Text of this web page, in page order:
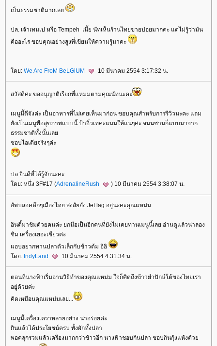
เป็นธรรมชาติมากเล
ปล. เจ้าเทมเป หรือ Tempeh ​ เนี้ย นัทเห็นร้านไทยขายบ่อยมากคะ แต่ไม่รู้ว่ามัน
คืออะไร ขอบคุณอย่างสูงที่เขียนให้ความรู้มาคะ
ดย: We Are FroM BeLGiUM 10 มีนาคม 2554 3:17:32 น.
สวัสดีค่ะ ขออนุญาติเรียกพี่แหม่มตามคุณนัทนะคะ
เมนูนี้ดีจังค่ะ เป็นอาหารที่ไม่เคยเห็นมาก่อน ขอบคุณสำหรับการรีวิวนะคะ แถม
ังเป็นเมนูพื่อสุขภาพแบบนี้ ป้าอิ๋วเทคะแนนให้แน่ๆค่ะ จนนชามก็แบบมาจาก
ธรรมชาติทั้งนั้นเล
ชอบไอเดียจริงๆค่ะ
ปล ยินดีที่ได้รู้จักนะคะ
ดย: หนึ่ง 3F#17 (AdrenalineRush ) 10 มีนาคม 2554 3:38:07 น.
อัพบลอคดึกๆเมืองไทย สงสัยยัง Jet lag อยู่นะคะคุณแหม่ม
อินดี้มาชิมด้วยคนค่ะ ยกมือเป็นอีกคนที่ยังไม่เคยทานเมนูนี้เลย อ่านดูแล้วน่าลอง
ชิม เครื่องเยอะเชียวค่ะ
อบอยากทานปลาตัวเล็กกับข้าวต้ม อิอิ
ดย: IndyLand 10 มีนาคม 2554 4:31:34 น.
ตอนที่นางฟ้าเริ่มอ่านวิธีทำของคุณแหม่ม ใจก็คิดถึงข้าวยำปักษ์ใต้ของไทยเรา
อยู่ด้วยค่ะ
คิดเหมือนคุณแหม่มเลย...
เมนูนี้เครื่องเคราหลายอย่าง น่าอร่อยค่ะ
กินแล้วได้ประโยชน์ครบ ทั้งผักทั้งปลา
พอคลุกรวมแล้วเครื่องมากกว่าข้าวอีก นางฟ้าชอบกินปลา ชอบกินกุ้งแห้งด้ว